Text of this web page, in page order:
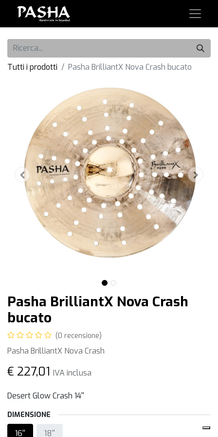
Tutti i prodotti Pasha BrilliantX Nova Crash bucato
Pasha BrilliantX Nova Crash
bucato
(0 recensione)
Pasha BrilliantX Nova Crash
€ 227,01 IVA inclusa
Desert Glow Crash 14''
DIMENSIONE
16'' 18''